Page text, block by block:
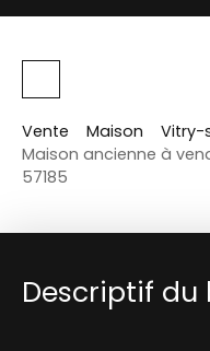
Vente Maison
Vitry-
Maison ancienne à
57185
Descriptif du